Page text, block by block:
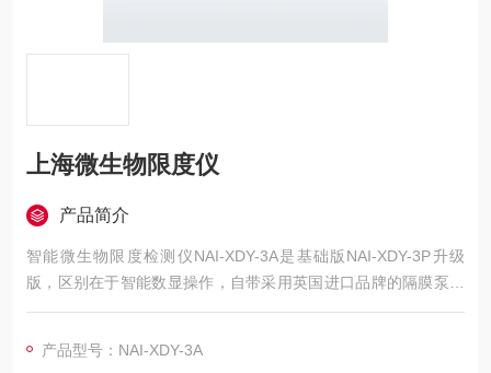
上海微生物限度仪
产品简介
智能微生物限度检测仪NAI-XDY-3A是基础版NAI-XDY-3P升级
版，区别在于智能数显操作，自带采用英国进口品牌的隔膜泵，
不需要抽滤瓶上海中国药典微生物限度仪，液体直接通过隔膜泵
度慢，不占用操作空间。
产品型号：NAI-XDY-3A